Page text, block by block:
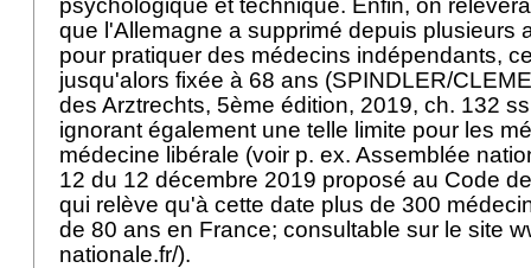
psychologique et technique. Enfin, on
que l'Allemagne a supprimé depuis plusieurs
pour pratiquer des médecins indépendants,
jusqu'alors fixée à 68 ans (SPINDLER/
des Arztrechts, 5ème édition, 2019, ch. 132
ignorant également une telle limite pour les
médecine libérale (voir p. ex. Assemblée
12 du 12 décembre 2019 proposé au Code
qui relève qu'à cette date plus de 300
de 80 ans en France; consultable sur le site
nationale.fr/).